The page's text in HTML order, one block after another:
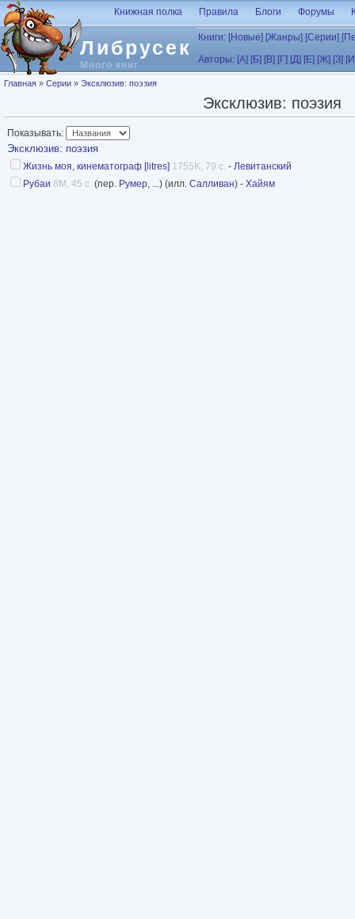
Перейти к основному содержанию
Либрусек
Много книг
Книжная полка Правила Блоги Форумы
Книги: [Новые] [Жанры] [Серии]
Авторы: [А] [Б] [В] [Г] [Д] [Е] [Ж] [З]
Вы здесь
Главная » Серии » Эксклюзив: поэзия
Эксклюзив: поэзия
Показывать:
Эксклюзив: поэзия
Жизнь моя, кинематограф [litres] 1755K, 79 с. - Левитанский
Рубаи 6M, 45 с. (пер. Румер, ...) (илл. Салливан) - Хайям